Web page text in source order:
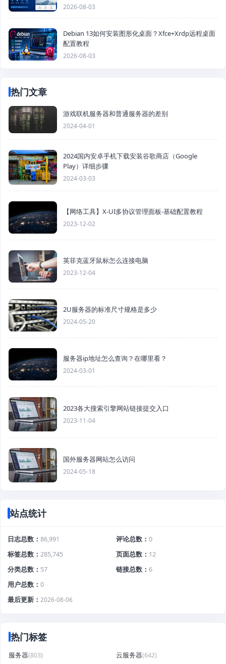
2026-08-03
Debian 13如何安装图形化桌面？Xfce+Xrdp远程桌面
配置教程
2026-08-03
热门文章
游戏联机服务器和普通服务器的差别
2024-04-01
2024国内安卓手机下载安装谷歌商店（Google
Play）详细步骤
2024-03-03
【网络工具】X-UI多协议管理面板-基础配置教程
2023-12-02
英菲克蓝牙鼠标怎么连接电脑
2023-12-04
2U服务器的标准尺寸规格是多少
2024-05-20
服务器ip地址怎么查询？在哪里看？
2024-03-01
2023各大搜索引擎网站链接提交入口
2023-11-04
国外服务器网站怎么访问
2024-05-18
站点统计
日志总数 86,991 评论总数
0
标签总数
285,745 页面总数
12
分类总数
57 链接总数
6
用户总数
0
最后更新
2026-08-06
热门标签
服务器(803) 云服务器(642)